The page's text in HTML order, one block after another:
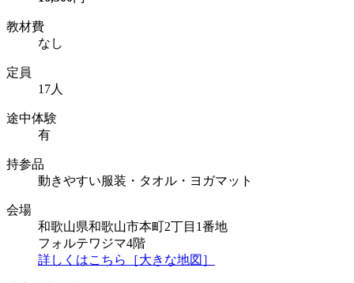
教材費
なし
定員
17人
途中体験
有
持参品
動きやすい服装・タオル・ヨガマット
会場
和歌山県和歌山市本町2丁目1番地
フォルテワジマ4階
詳しくはこちら［大きな地図］